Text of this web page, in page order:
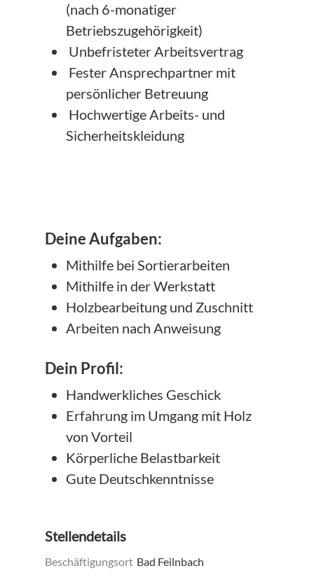
(nach 6-monatiger
Betriebszugehörigkeit)
Unbefristeter Arbeitsvertrag
Fester Ansprechpartner mit
persönlicher Betreuung
Hochwertige Arbeits- und
Sicherheitskleidung
Deine Aufgaben:
Mithilfe bei Sortierarbeiten
Mithilfe in der Werkstatt
Holzbearbeitung und Zuschnitt
Arbeiten nach Anweisung
Dein Profil:
Handwerkliches Geschick
Erfahrung im Umgang mit Holz
von Vorteil
Körperliche Belastbarkeit
Gute Deutschkenntnisse
Stellendetails
Beschäftigungsort Bad Feilnbach